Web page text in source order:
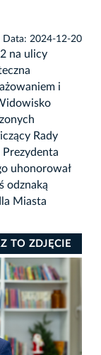
Data: 2024-12-20
na ulicy
i
Rady
uhonorował
odznaką
Miasta
TO ZDJĘCIE